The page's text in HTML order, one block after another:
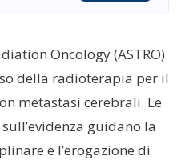
Oncology (ASTRO)
della radioterapia per il
metastasi cerebrali. Le
guidano la
e l’erogazione di